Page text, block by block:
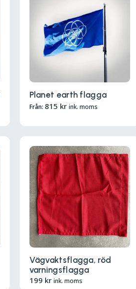
Planet earth flagga
Från: 815 kr ink. moms
Vägvaktsflagga, röd
varningsflagga
199 kr ink. moms